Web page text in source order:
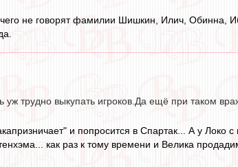
не говорят фамилии Шишкин, Илич, Обинна,
трудно выкупать игроков.Да ещё при таком
и попросится в Спартак... А у
как раз к тому времени и Велика